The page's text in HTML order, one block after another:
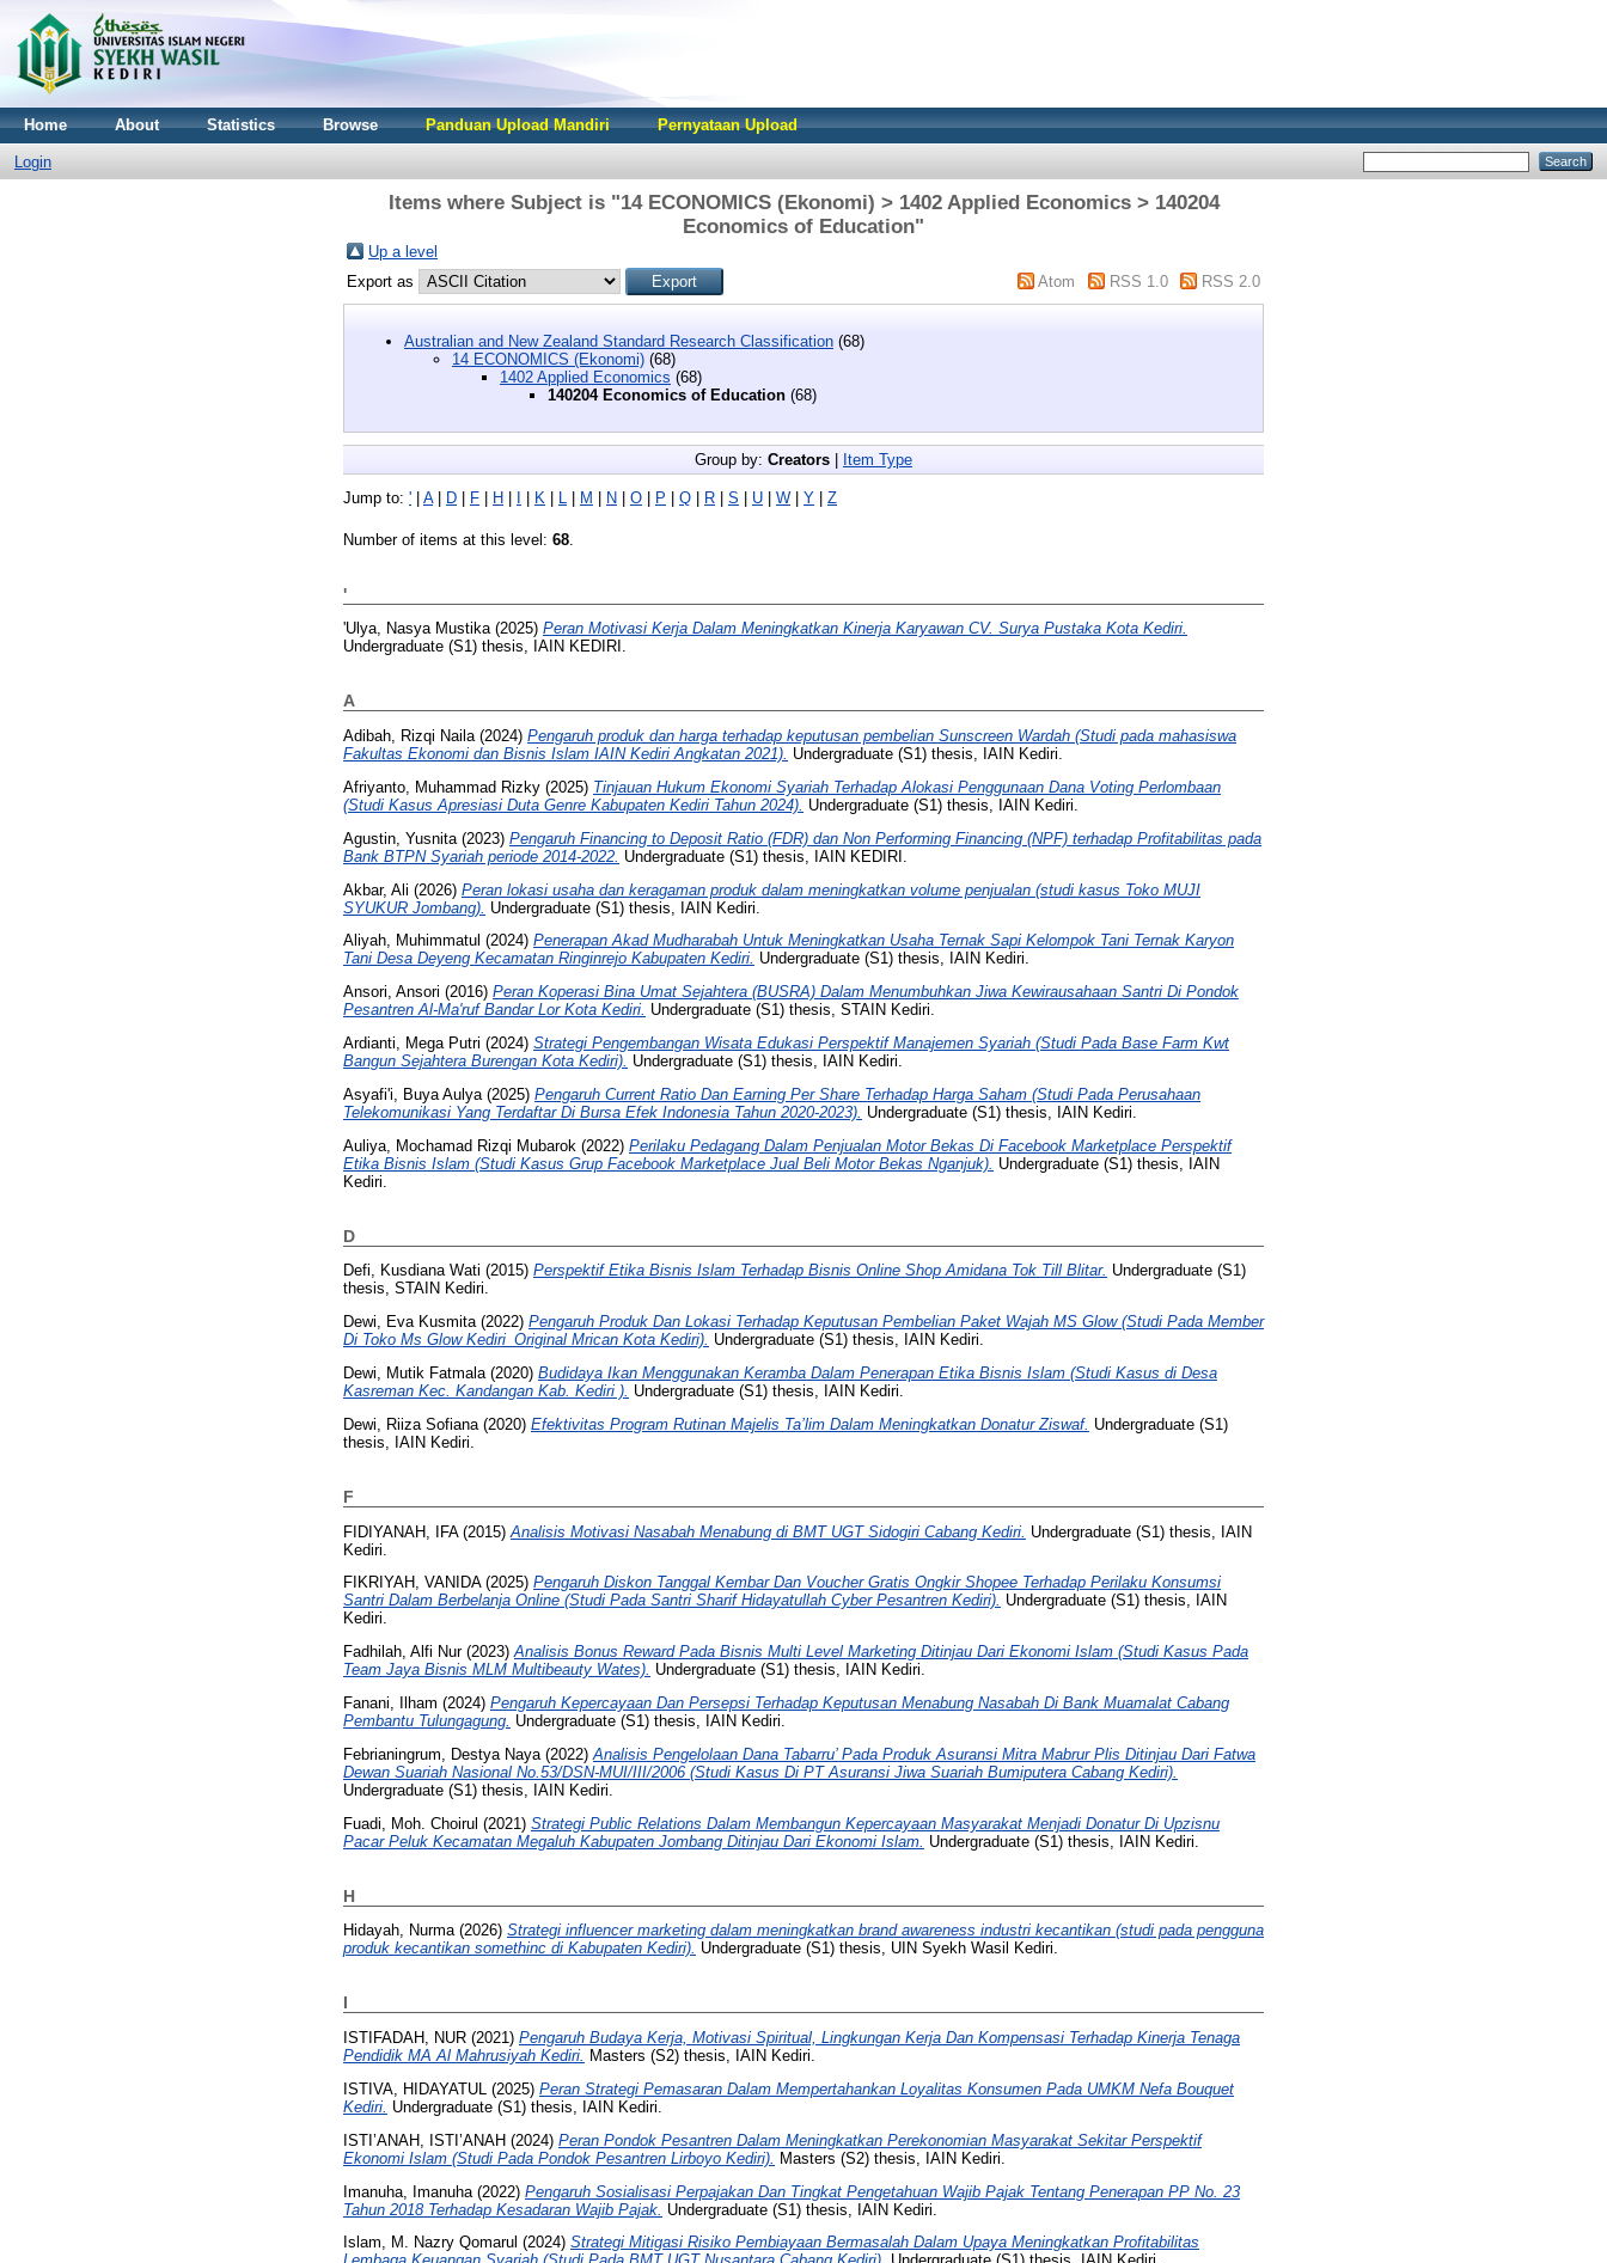
Home About Statistics Browse Panduan Upload Mandiri Pernyataan Upload
Login
Items where Subject is "14 ECONOMICS (Ekonomi) > 1402 Applied Economics > 140204
Economics of Education"
Up a level
Export as
Atom RSS 1.0 RSS 2.0
Australian and New Zealand Standard Research Classification (68)
14 ECONOMICS (Ekonomi) (68)
1402 Applied Economics (68)
140204 Economics of Education (68)
Group by: Creators | Item Type
Jump to: ' | A| D | F | H | I | K | L | M | N | O | P | Q | R | S | U | W | Y | Z
Number of items at this level: 68
'
'Ulya, Nasya Mustika(2025) Peran Motivasi Kerja Dalam Meningkatkan Kinerja Karyawan CV. Surya Pustaka Kota Kediri.
Undergraduate (S1) thesis, IAIN KEDIRI.
A
Adibah, Rizqi Naila(2024) Pengaruh produk dan harga terhadap keputusan pembelian Sunscreen Wardah (Studi pada mahasiswa
Fakultas Ekonomi dan Bisnis Islam IAIN Kediri Angkatan 2021). Undergraduate (S1) thesis, IAIN Kediri.
Afriyanto, Muhammad Rizky (2025) Tinjauan Hukum Ekonomi Syariah Terhadap Alokasi Penggunaan Dana Voting Perlombaan
(Studi Kasus Apresiasi Duta Genre Kabupaten Kediri Tahun 2024). Undergraduate (S1) thesis, IAIN Kediri.
Agustin, Yusnita (2023) Pengaruh Financing to Deposit Ratio (FDR) dan Non Performing Financing (NPF) terhadap Profitabilitas pada
Bank BTPN Syariah periode 2014-2022. Undergraduate (S1) thesis, IAIN KEDIRI.
Akbar, Ali (2026) Peran lokasi usaha dan keragaman produk dalam meningkatkan volume penjualan (studi kasus Toko MUJI
SYUKUR Jombang). Undergraduate (S1) thesis, IAIN Kediri.
Aliyah, Muhimmatul (2024) Penerapan Akad Mudharabah Untuk Meningkatkan Usaha Ternak Sapi Kelompok Tani Ternak Karyon
Tani Desa Deyeng Kecamatan Ringinrejo Kabupaten Kediri. Undergraduate (S1) thesis, IAIN Kediri.
Ansori, Ansori (2016) Peran Koperasi Bina Umat Sejahtera (BUSRA) Dalam Menumbuhkan Jiwa Kewirausahaan Santri Di Pondok
Pesantren Al-Ma'ruf Bandar Lor Kota Kediri. Undergraduate (S1) thesis, STAIN Kediri.
Ardianti, Mega Putri (2024) Strategi Pengembangan Wisata Edukasi Perspektif Manajemen Syariah (Studi Pada Base Farm Kwt
Bangun Sejahtera Burengan Kota Kediri). Undergraduate (S1) thesis, IAIN Kediri.
Asyafi'i, Buya Aulya (2025) Pengaruh Current Ratio Dan Earning Per Share Terhadap Harga Saham (Studi Pada Perusahaan
Telekomunikasi Yang Terdaftar Di Bursa Efek Indonesia Tahun 2020-2023). Undergraduate (S1) thesis, IAIN Kediri.
Auliya, Mochamad Rizqi Mubarok (2022) Perilaku Pedagang Dalam Penjualan Motor Bekas Di Facebook Marketplace Perspektif
Etika Bisnis Islam (Studi Kasus Grup Facebook Marketplace Jual Beli Motor Bekas Nganjuk). Undergraduate (S1) thesis, IAIN
Kediri.
D
Defi, Kusdiana Wati (2015) Perspektif Etika Bisnis Islam Terhadap Bisnis Online Shop Amidana Tok Till Blitar. Undergraduate (S1)
thesis, STAIN Kediri.
Dewi, Eva Kusmita(2022) Pengaruh Produk Dan Lokasi Terhadap Keputusan Pembelian Paket Wajah MS Glow (Studi Pada Member
Di Toko Ms Glow Kediri_Original Mrican Kota Kediri). Undergraduate (S1) thesis, IAIN Kediri.
Dewi, Mutik Fatmala (2020) Budidaya Ikan Menggunakan Keramba Dalam Penerapan Etika Bisnis Islam (Studi Kasus di Desa
Kasreman Kec. Kandangan Kab. Kediri ). Undergraduate (S1) thesis, IAIN Kediri.
Dewi, Riiza Sofiana (2020) Efektivitas Program Rutinan Majelis Ta’lim Dalam Meningkatkan Donatur Ziswaf. Undergraduate (S1)
thesis, IAIN Kediri.
F
FIDIYANAH, IFA(2015) Analisis Motivasi Nasabah Menabung di BMT UGT Sidogiri Cabang Kediri. Undergraduate (S1) thesis, IAIN
Kediri.
FIKRIYAH, VANIDA(2025) Pengaruh Diskon Tanggal Kembar Dan Voucher Gratis Ongkir Shopee Terhadap Perilaku Konsumsi
Santri Dalam Berbelanja Online (Studi Pada Santri Sharif Hidayatullah Cyber Pesantren Kediri). Undergraduate (S1) thesis, IAIN
Kediri.
Fadhilah, Alfi Nur(2023)Analisis Bonus Reward Pada Bisnis Multi Level Marketing Ditinjau Dari Ekonomi Islam (Studi Kasus Pada
Team Jaya Bisnis MLM Multibeauty Wates). Undergraduate (S1) thesis, IAIN Kediri.
Fanani, Ilham (2024) Pengaruh Kepercayaan Dan Persepsi Terhadap Keputusan Menabung Nasabah Di Bank Muamalat Cabang
Pembantu Tulungagung. Undergraduate (S1) thesis, IAIN Kediri.
Febrianingrum, Destya Naya (2022) Analisis Pengelolaan Dana Tabarru’ Pada Produk Asuransi Mitra Mabrur Plis Ditinjau Dari Fatwa
Dewan Suariah Nasional No.53/DSN-MUI/III/2006 (Studi Kasus Di PT Asuransi Jiwa Suariah Bumiputera Cabang Kediri).
Undergraduate (S1) thesis, IAIN Kediri.
Fuadi, Moh. Choirul (2021) Strategi Public Relations Dalam Membangun Kepercayaan Masyarakat Menjadi Donatur Di Upzisnu
Pacar Peluk Kecamatan Megaluh Kabupaten Jombang Ditinjau Dari Ekonomi Islam. Undergraduate (S1) thesis, IAIN Kediri.
H
Hidayah, Nurma(2026) Strategi influencer marketing dalam meningkatkan brand awareness industri kecantikan (studi pada pengguna
produk kecantikan somethinc di Kabupaten Kediri). Undergraduate (S1) thesis, UIN Syekh Wasil Kediri.
I
ISTIFADAH, NUR (2021) Pengaruh Budaya Kerja, Motivasi Spiritual, Lingkungan Kerja Dan Kompensasi Terhadap Kinerja Tenaga
Pendidik MA Al Mahrusiyah Kediri. Masters (S2) thesis, IAIN Kediri.
ISTIVA, HIDAYATUL
(2025) Peran Strategi Pemasaran Dalam Mempertahankan Loyalitas Konsumen Pada UMKM Nefa Bouquet
Kediri. Undergraduate (S1) thesis, IAIN Kediri.
ISTI’ANAH, ISTI’ANAH (2024) Peran Pondok Pesantren Dalam Meningkatkan Perekonomian Masyarakat Sekitar Perspektif
Ekonomi Islam (Studi Pada Pondok Pesantren Lirboyo Kediri). Masters (S2) thesis, IAIN Kediri.
Imanuha, Imanuha (2022) Pengaruh Sosialisasi Perpajakan Dan Tingkat Pengetahuan Wajib Pajak Tentang Penerapan PP No. 23
Tahun 2018 Terhadap Kesadaran Wajib Pajak. Undergraduate (S1) thesis, IAIN Kediri.
Islam, M. Nazry Qomarul (2024) Strategi Mitigasi Risiko Pembiayaan Bermasalah Dalam Upaya Meningkatkan Profitabilitas